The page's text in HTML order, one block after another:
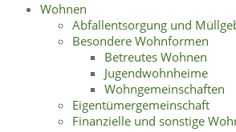
Wohnen
Abfallentsorgung und
Besondere Wohnformen
Betreutes Wohnen
Jugendwohnheime
Wohngemeinschaften
Eigentümergemeinschaft
Finanzielle und sonstige